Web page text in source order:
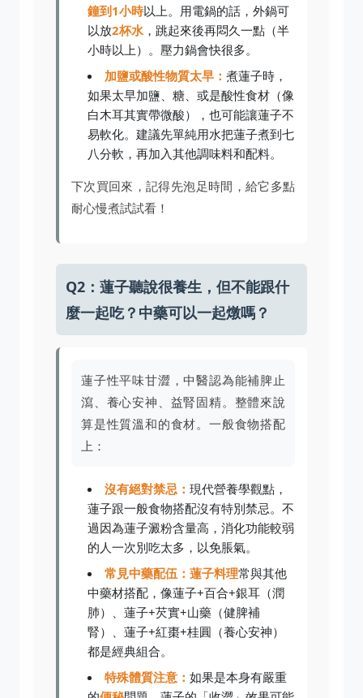
鐘到1小時以上。用電鍋的話，外鍋可
以放2杯水 ，跳起來後再悶久一點（半
小時以上）。壓力鍋會快很多。
加鹽或酸性物質太早： 煮蓮子時，
如果太早加鹽、糖、或是酸性食材（像
白木耳其實帶微酸），也可能讓蓮子不
易軟化。建議先單純用水把蓮子煮到七
八分軟，再加入其他調味料和配料。
下次買回來，記得先泡足時間，給它多點
耐心慢煮試試看！
Q2：蓮子聽說很養生，但不能跟什
麼一起吃？中藥可以一起燉嗎？
蓮子性平味甘澀，中醫認為能補脾止
瀉、養心安神、益腎固精。整體來說
算是性質溫和的食材。一般食物搭配
上：
沒有絕對禁忌： 現代營養學觀點，
蓮子跟一般食物搭配沒有特別禁忌。不
過因為蓮子澱粉含量高，消化功能較弱
的人一次別吃太多，以免脹氣。
常見中藥配伍： 蓮子料理常與其他
中藥材搭配，像蓮子+百合+銀耳（潤
肺）、蓮子+芡實+山藥（健脾補
腎）、蓮子+紅棗+桂圓（養心安神）
都是經典組合。
特殊體質注意： 如果是本身有嚴重